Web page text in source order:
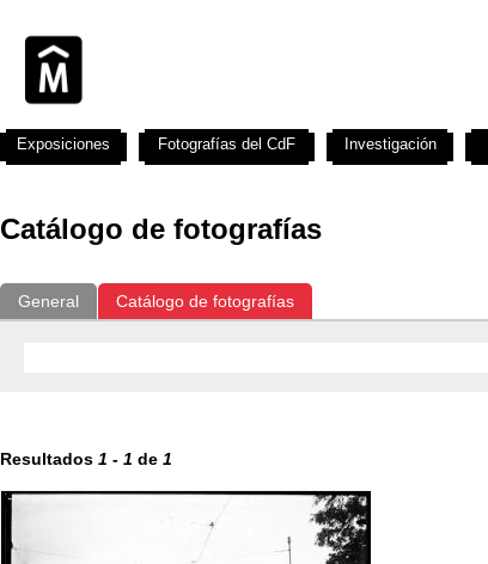
Catálogo de fotografías
General Catálogo de fotografías
Resultados 1 - 1 de 1
Exposiciones Fotografías del CdF Investigación